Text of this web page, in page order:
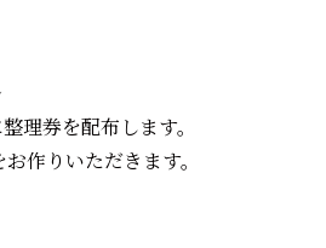
理券を配布します。
作りいただきます。